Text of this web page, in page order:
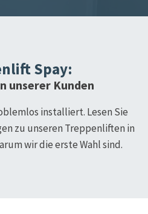
Spay:
unserer Kunden
installiert. Lesen Sie
zu unseren Treppenliften in
wir die erste Wahl sind.